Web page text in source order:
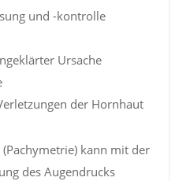
und -kontrolle
Ursache
der Hornhaut
kann mit der
des Augendrucks